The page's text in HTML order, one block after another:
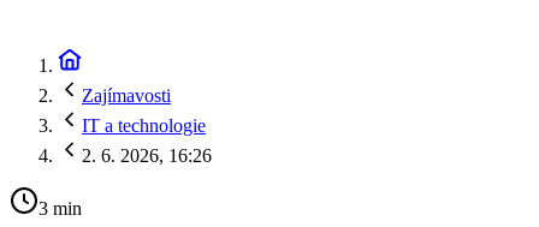
Zajímavosti
IT a technologie
2. 6. 2026, 16:26
3 min